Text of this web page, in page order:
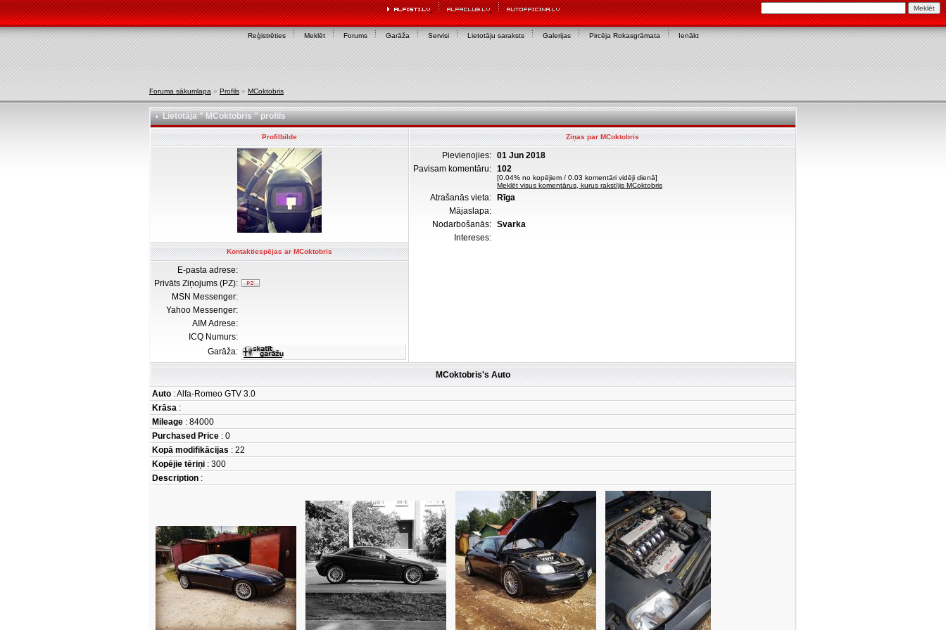
Reģistrēties Meklēt Forums Garāža Servisi Lietotāju saraksts Galerijas Pircēja Rokasgrāmata Ienākt
Foruma sākumlapa » Profils » MCoktobris
Lietotāja " MCoktobris " profils
Profilbilde Ziņas par MCoktobris
Pievienojies: 01 Jun 2018
Pavisam komentāru: 102
[0.04% no kopējiem / 0.03 komentāri vidēji dienā]
Meklēt visus komentārus, kurus rakstījis MCoktobris
Atrašanās vieta:
Rīga
Mājaslapa:
Nodarbošanās: Svarka
Intereses:
Kontaktiespējas ar MCoktobris
E-pasta adrese:
Privāts Ziņojums (PZ):
MSN Messenger:
Yahoo Messenger:
AIM Adrese:
ICQ Numurs:
Garāža:
MCoktobris's Auto
Auto : Alfa-Romeo GTV 3.0
Krāsa :
Mileage : 84000
Purchased Price : 0
Kopā modifikācijas : 22
Kopējie tēriņi : 300
Description :